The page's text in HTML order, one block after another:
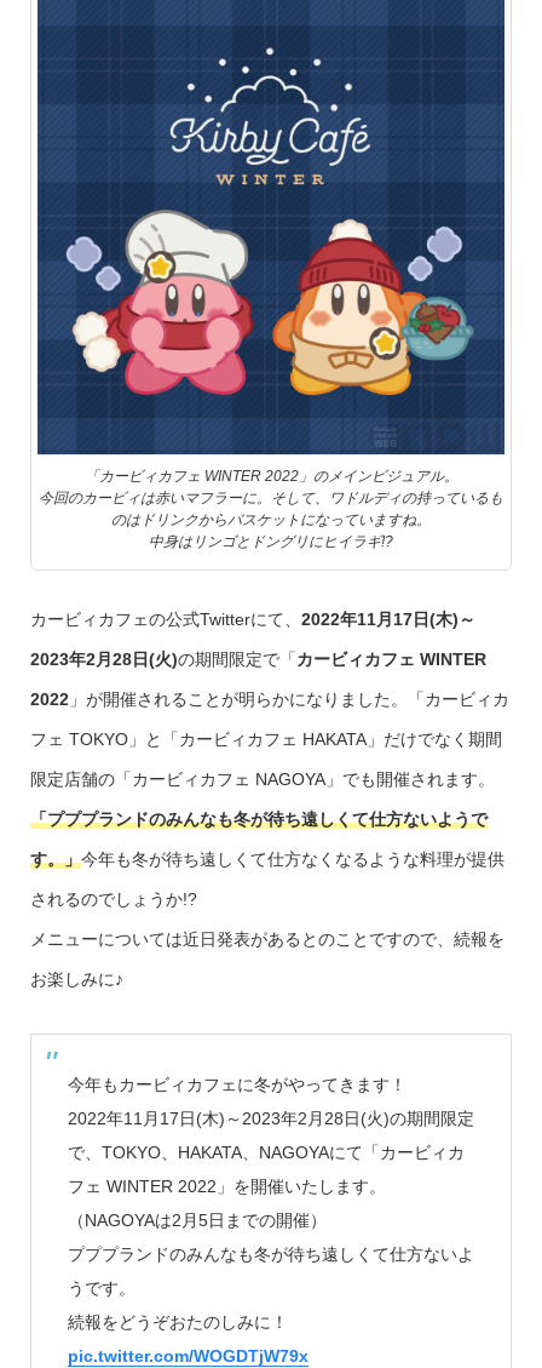
「カービィカフェ WINTER 2022」のメインビジュアル。
今回のカービィは赤いマフラーに。そして、ワドルディの持っているも
のはドリンクからバスケットになっていますね。
中身はリンゴとドングリにヒイラギ!?
カービィカフェの公式Twitterにて、 2022年11月17日(木)～
2023年2月28日(火)の期間限定で「カービィカフェ WINTER
2022」が開催されることが明らかになりました。「カービィカ
フェ TOKYO」と「カービィカフェ HAKATA」だけでなく期間
限定店舗の「カービィカフェ NAGOYA」でも開催されます。
「プププランドのみんなも冬が待ち遠しくて仕方ないようで
す。」今年も冬が待ち遠しくて仕方なくなるような料理が提供
されるのでしょうか!?
メニューについては近日発表があるとのことですので、続報を
お楽しみに♪
今年もカービィカフェに冬がやってきます！
2022年11月17日(木)～2023年2月28日(火)の期間限定
で、TOKYO、HAKATA、NAGOYAにて「カービィカ
フェ WINTER 2022」を開催いたします。
（NAGOYAは2月5日までの開催）
プププランドのみんなも冬が待ち遠しくて仕方ないよ
うです。
続報をどうぞおたのしみに！
pic.twitter.com/WOGDTjW79x